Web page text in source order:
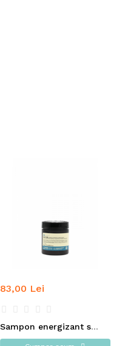
83,00 Lei
Sampon energizant solid - INSIGHT